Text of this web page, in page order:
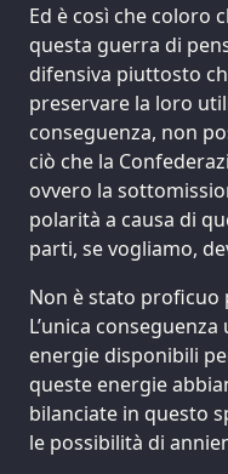
Ed è così che coloro
questa guerra di
difensiva piuttosto
preservare la loro
conseguenza, non
ciò che la
ovvero la
polarità a causa di
parti, se vogliamo,
Non è stato proficuo
L’unica
energie disponibili
queste energie
bilanciate in questo
le possibilità di